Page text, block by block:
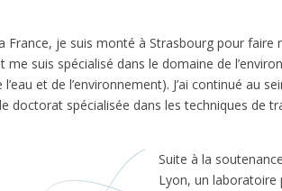
France, je suis monté à Strasbourg pour faire
me suis spécialisé dans le domaine de
et de l’environnement). J’ai continué au
doctorat spécialisée dans les techniques de
Suite à la
Lyon, un laboratoire